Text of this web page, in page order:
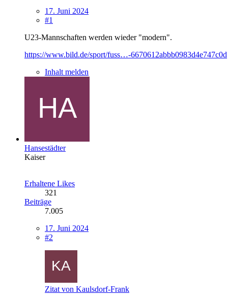
17. Juni 2024
#1
U23-Mannschaften werden wieder "modern".
https://www.bild.de/sport/fuss…-6670612abbb0983d4e747c0d
Inhalt melden
Hansestädter
Kaiser
Erhaltene Likes
321
Beiträge
7.005
17. Juni 2024
#2
Zitat von Kaulsdorf-Frank